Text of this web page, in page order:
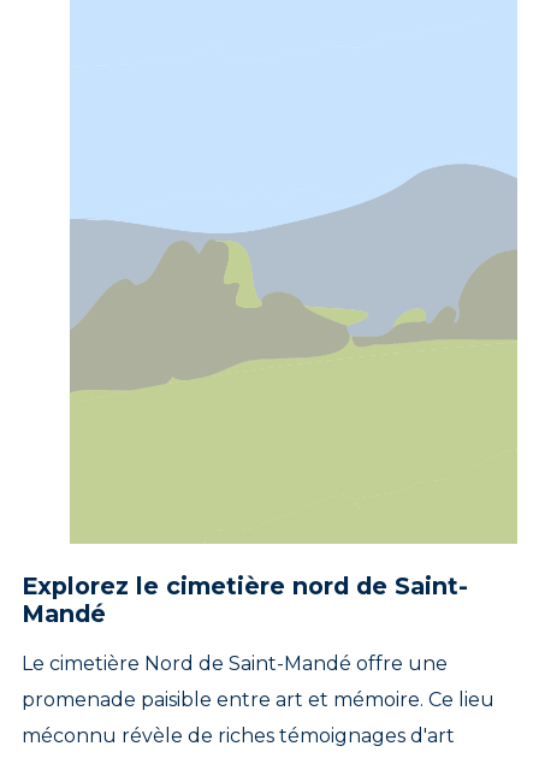
Explorez le cimetière nord de Saint-
Mandé
Le cimetière Nord de Saint-Mandé offre une
promenade paisible entre art et mémoire. Ce lieu
méconnu révèle de riches témoignages d'art